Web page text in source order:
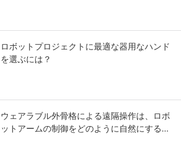
ロボットプロジェクトに最適な器用なハンド
を選ぶには？
ウェアラブル外骨格による遠隔操作は、ロボ
ットアームの制御をどのように自然にするの